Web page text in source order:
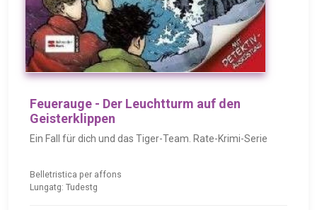
Feuerauge - Der Leuchtturm auf den
Geisterklippen
Ein Fall für dich und das Tiger-Team. Rate-Krimi-Serie
Belletristica per affons
Lungatg: Tudestg